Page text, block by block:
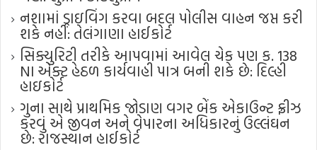
નશામાં ડ્રાઇવિંગ કરવા બદલ પોલીસ વાહન જપ્ત કરી
શકે નહીં: તેલંગાણા હાઈકોર્ટ
સિક્યુરિટી તરીકે આપવામાં આવેલ ચેક પણ ક. 138
NI એક્ટ હેઠળ કાર્યવાહી પાત્ર બની શકે છે: દિલ્હી
હાઇકોર્ટ
ગુના સાથે પ્રાથમિક જોડાણ વગર બેંક એકાઉન્ટ ફ્રીઝ
કરવું એ જીવન અને વેપારના અધિકારનું ઉલ્લંઘન
છે: રાજસ્થાન હાઈકોર્ટ